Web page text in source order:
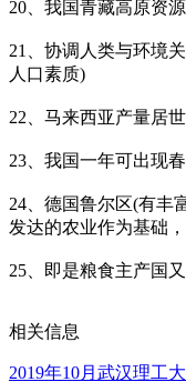
20、我国青藏高原资
21、协调人类与环境
人口素质)
22、马来西亚产量居
23、我国一年可出现
24、德国鲁尔区(有丰
发达的农业作为基础
25、即是粮食主产国
相关信息
2019年10月武汉理工